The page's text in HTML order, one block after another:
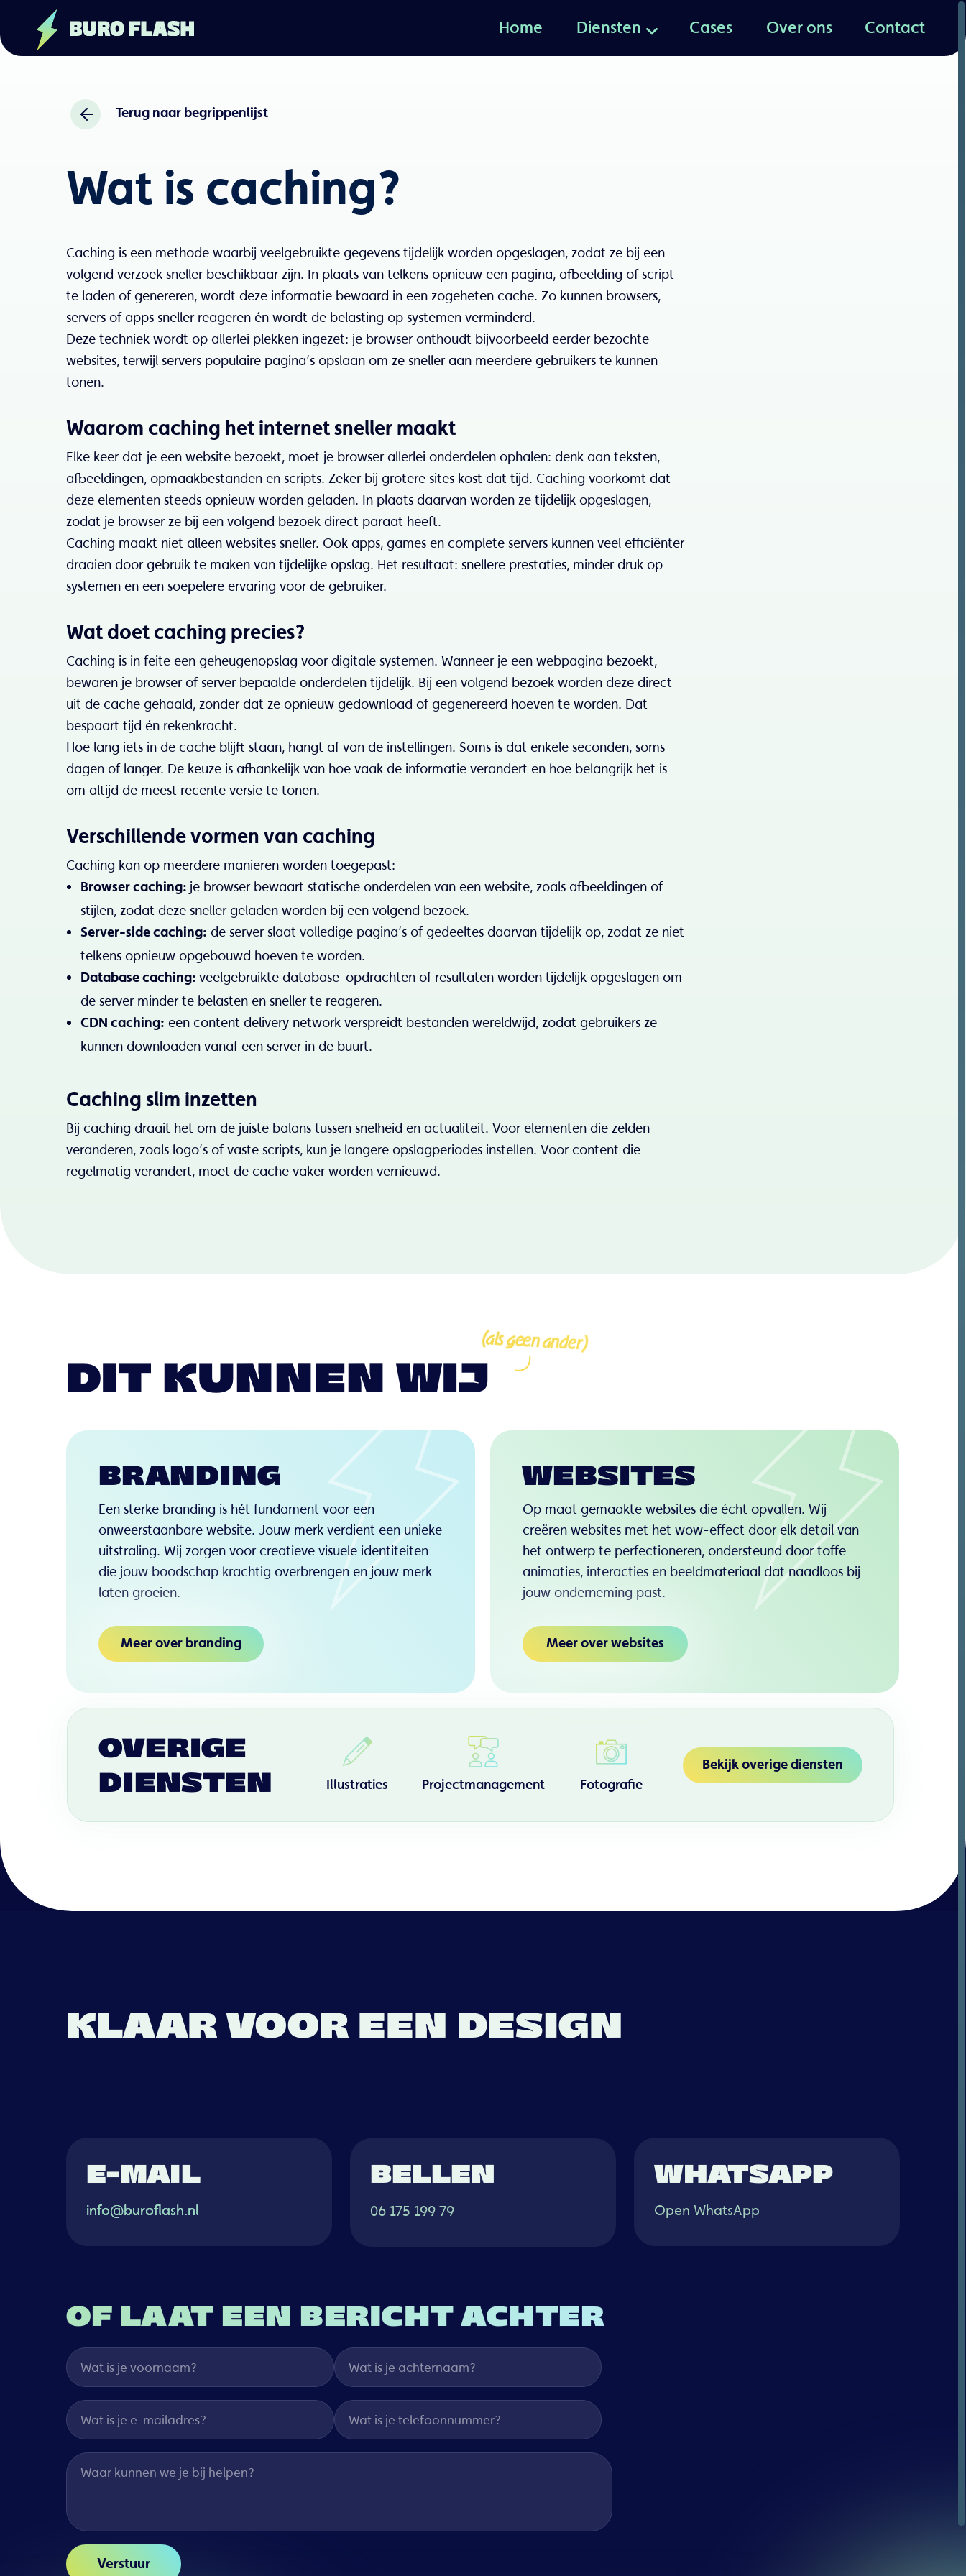
Home Diensten Cases Over ons Contact
Contact
Over ons
Cases
Diensten
Terug naar begrippenlijst
Wat is caching?
Caching is een methode waarbij veelgebruikte gegevens tijdelijk worden opgeslagen, zodat ze bij een
volgend verzoek sneller beschikbaar zijn. In plaats van telkens opnieuw een pagina, afbeelding of script
te laden of genereren, wordt deze informatie bewaard in een zogeheten cache. Zo kunnen browsers,
servers of apps sneller reageren én wordt de belasting op systemen verminderd.
Deze techniek wordt op allerlei plekken ingezet: je browser onthoudt bijvoorbeeld eerder bezochte
websites, terwijl servers populaire pagina’s opslaan om ze sneller aan meerdere gebruikers te kunnen
tonen.
Waarom caching het internet sneller maakt
Elke keer dat je een website bezoekt, moet je browser allerlei onderdelen ophalen: denk aan teksten,
afbeeldingen, opmaakbestanden en scripts. Zeker bij grotere sites kost dat tijd. Caching voorkomt dat
deze elementen steeds opnieuw worden geladen. In plaats daarvan worden ze tijdelijk opgeslagen,
zodat je browser ze bij een volgend bezoek direct paraat heeft.
Caching maakt niet alleen websites sneller. Ook apps, games en complete servers kunnen veel efficiënter
draaien door gebruik te maken van tijdelijke opslag. Het resultaat: snellere prestaties, minder druk op
systemen en een soepelere ervaring voor de gebruiker.
Wat doet caching precies?
Caching is in feite een geheugenopslag voor digitale systemen. Wanneer je een webpagina bezoekt,
bewaren je browser of server bepaalde onderdelen tijdelijk. Bij een volgend bezoek worden deze direct
uit de cache gehaald, zonder dat ze opnieuw gedownload of gegenereerd hoeven te worden. Dat
bespaart tijd én rekenkracht.
Hoe lang iets in de cache blijft staan, hangt af van de instellingen. Soms is dat enkele seconden, soms
dagen of langer. De keuze is afhankelijk van hoe vaak de informatie verandert en hoe belangrijk het is
om altijd de meest recente versie te tonen.
Verschillende vormen van caching
Caching kan op meerdere manieren worden toegepast:
Browser caching: je browser bewaart statische onderdelen van een website, zoals afbeeldingen of
stijlen, zodat deze sneller geladen worden bij een volgend bezoek.
Server-side caching: de server slaat volledige pagina’s of gedeeltes daarvan tijdelijk op, zodat ze niet
telkens opnieuw opgebouwd hoeven te worden.
Database caching: veelgebruikte database-opdrachten of resultaten worden tijdelijk opgeslagen om
de server minder te belasten en sneller te reageren.
CDN caching: een content delivery network verspreidt bestanden wereldwijd, zodat gebruikers ze
kunnen downloaden vanaf een server in de buurt.
Caching slim inzetten
Bij caching draait het om de juiste balans tussen snelheid en actualiteit. Voor elementen die zelden
veranderen, zoals logo’s of vaste scripts, kun je langere opslagperiodes instellen. Voor content die
regelmatig verandert, moet de cache vaker worden vernieuwd.
Op maat gemaakte websites die écht opvallen. Wij
creëren websites met het wow-effect door elk detail van
het ontwerp te perfectioneren, ondersteund door toffe
animaties, interacties en beeldmateriaal dat naadloos bij
jouw onderneming past.
WEBSITES
Meer over websites
Fotografie
Projectmanagement
Illustraties
Een sterke branding is hét fundament voor een
onweerstaanbare website. Jouw merk verdient een unieke
uitstraling. Wij zorgen voor creatieve visuele identiteiten
die jouw boodschap krachtig overbrengen en jouw merk
laten groeien.
BRANDING
Meer over branding
(als geen ander)
DIT KUNNEN WIJ
OVERIGE
DIENSTEN
Bekijk overige diensten
Wat is je voornaam? Wat is je achternaam?
Wat is je e-mailadres? Wat is je telefoonnummer?
Waar kunnen we je bij helpen?
Verstuur
OF LAAT EEN BERICHT ACHTER
KLAAR VOOR EEN DESIGN
BELLEN
06 175 199 79
WHATSAPP
Open WhatsApp
E-MAIL
info@buroflash.nl